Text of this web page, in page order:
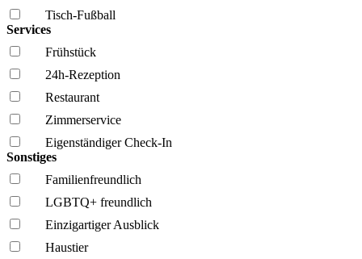
Tisch-Fußball
Services
Frühstück
24h-Rezeption
Restaurant
Zimmerservice
Eigenständiger Check-In
Sonstiges
Familien­freundlich
LGBTQ+ freundlich
Einzigartiger Ausblick
Haustier